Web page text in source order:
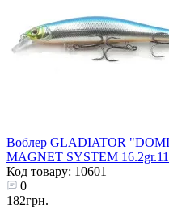
Воблер GLADIATOR
MAGNET SYSTEM
Код товару: 10601
0
182грн.